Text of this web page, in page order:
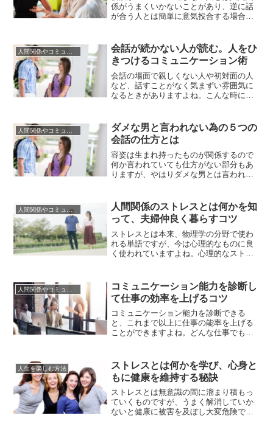
係がうまくいかないことがあり、逆に話
が合う人とは簡単に意気投合する場合が
り失ったりしています。目指すものは会
話というツールを使い、人間関係をさら
に充実させ仕事や恋愛などにもうまく生
かすことです。しかし頭のなかで考...
人間関係やコミュニケーションの術
会話が続かない人が読む。人をひ
きつけるコミュニケーション術
会話の場面で親しくない人や初対面の人
など、話すことがなく気まずい雰囲気に
なるときがありますよね。こんな時にシ
かが真っ白になります。こんな場面は皆
さんどうやって危機を乗り越えています
か。ソーシャルスキルのひとつである会
話は、話をするだけでなくそのなかで...
人間関係やコミュニケーションの術
ダメな男と言われない為の５つの
会話の仕方とは
容姿は生まれ持ったものが関係するので
何か言われていても仕方がない部分もあ
りますが、やはりダメな男とは言われた
耳にはさむと自分もダメな男と周囲から
言われているのではないかと不安を感じ
てしまうこともあるでしょう。もちろ
ん、浮気や女癖、ギャンブル好きなど...
人間関係やコミュニケーションの術
人間関係のストレスとは何かを知
って、夫婦仲良く暮らすコツ
ストレスとは本来、物理学の分野で使わ
れる単語ですが、今は心理的なものに良
く使われていますよね。心理的なストレ
激がストレッサーです。人間関係や騒音
など様々な種類のストレッサーがあり、
心身の歪みであるストレス反応は心理面
と身体面、行動面に表れます。心理...
コミュニケーション能力を診断し
て仕事の効率を上げるコツ
コミュニケーション能力を診断できる
と、これまで以上に仕事の能率を上げる
ことができますよね。どんな仕事でも、
たほうが、物事を円滑に進めることがで
きます。では、あなたのコミュニケーシ
ョン能力はどうでしょうか？自分のコミ
ュニケーション能力を客観的に診断で...
人生を楽しむ方法
ストレスとは何かを学び、心身と
もに健康を維持する秘訣
ストレスとは無意識の間に溜まり積もっ
ていくものですが、うまく解消していか
ないと健康に被害を及ぼし大変危険です